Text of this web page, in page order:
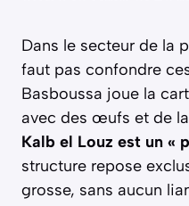
Dans le secteur de la
faut pas confondre
Basboussa joue la
avec des œufs et de
Kalb el Louz est un «
structure repose
grosse, sans aucun